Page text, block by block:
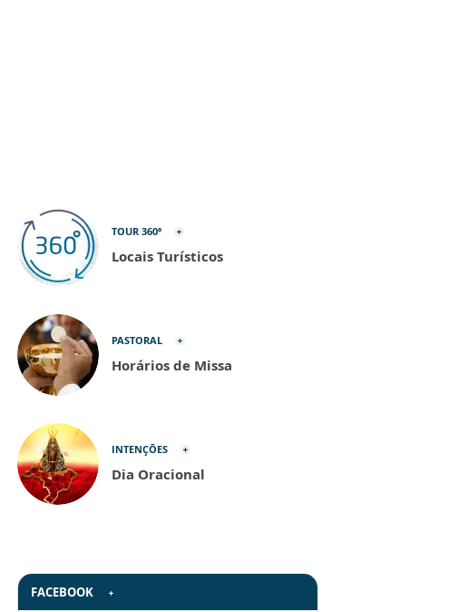
TOUR 360º
Locais Turísticos
PASTORAL
Horários de Missa
INTENÇÕES
Dia Oracional
FACEBOOK